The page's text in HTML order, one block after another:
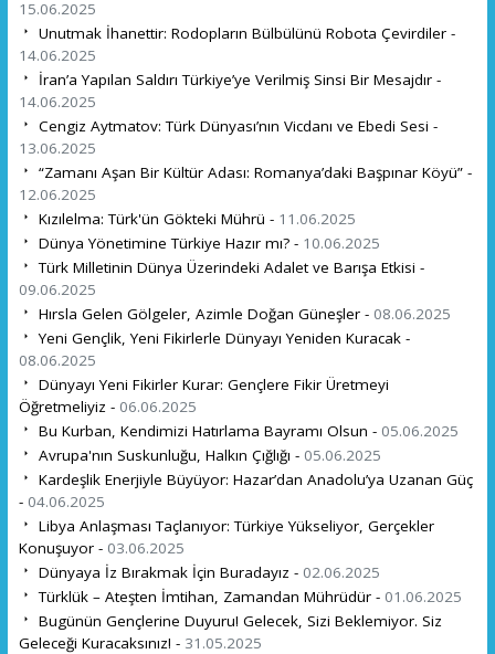
15.06.2025
Unutmak İhanettir: Rodopların Bülbülünü Robota Çevirdiler -
14.06.2025
İran’a Yapılan Saldırı Türkiye’ye Verilmiş Sinsi Bir Mesajdır -
14.06.2025
Cengiz Aytmatov: Türk Dünyası’nın Vicdanı ve Ebedi Sesi -
13.06.2025
“Zamanı Aşan Bir Kültür Adası: Romanya’daki Başpınar Köyü” -
12.06.2025
Kızılelma: Türk'ün Gökteki Mührü - 11.06.2025
Dünya Yönetimine Türkiye Hazır mı? - 10.06.2025
Türk Milletinin Dünya Üzerindeki Adalet ve Barışa Etkisi -
09.06.2025
Hırsla Gelen Gölgeler, Azimle Doğan Güneşler - 08.06.2025
Yeni Gençlik, Yeni Fikirlerle Dünyayı Yeniden Kuracak -
08.06.2025
Dünyayı Yeni Fikirler Kurar: Gençlere Fikir Üretmeyi
Öğretmeliyiz - 06.06.2025
Bu Kurban, Kendimizi Hatırlama Bayramı Olsun - 05.06.2025
Avrupa'nın Suskunluğu, Halkın Çığlığı - 05.06.2025
Kardeşlik Enerjiyle Büyüyor: Hazar’dan Anadolu’ya Uzanan Güç
- 04.06.2025
Libya Anlaşması Taçlanıyor: Türkiye Yükseliyor, Gerçekler
Konuşuyor - 03.06.2025
Dünyaya İz Bırakmak İçin Buradayız - 02.06.2025
Türklük – Ateşten İmtihan, Zamandan Mührüdür - 01.06.2025
Bugünün Gençlerine Duyuru! Gelecek, Sizi Beklemiyor. Siz
Geleceği Kuracaksınız! - 31.05.2025